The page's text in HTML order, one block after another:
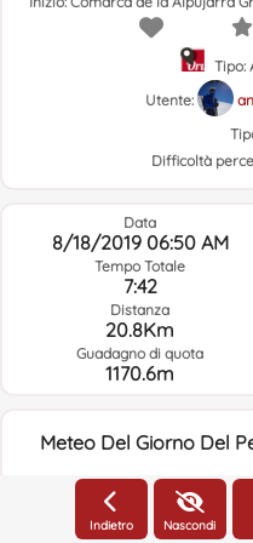
Tipo:
Utente:
Difficoltà
Data
8/18/2019 06:50 AM
Tempo Totale
7:42
Distanza
20.8Km
Guadagno di quota
1170.6m
Meteo Del Giorno Del
Indietro Nascondi